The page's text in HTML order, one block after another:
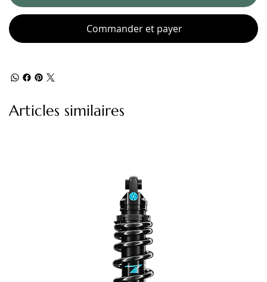
Commander et payer
Articles similaires